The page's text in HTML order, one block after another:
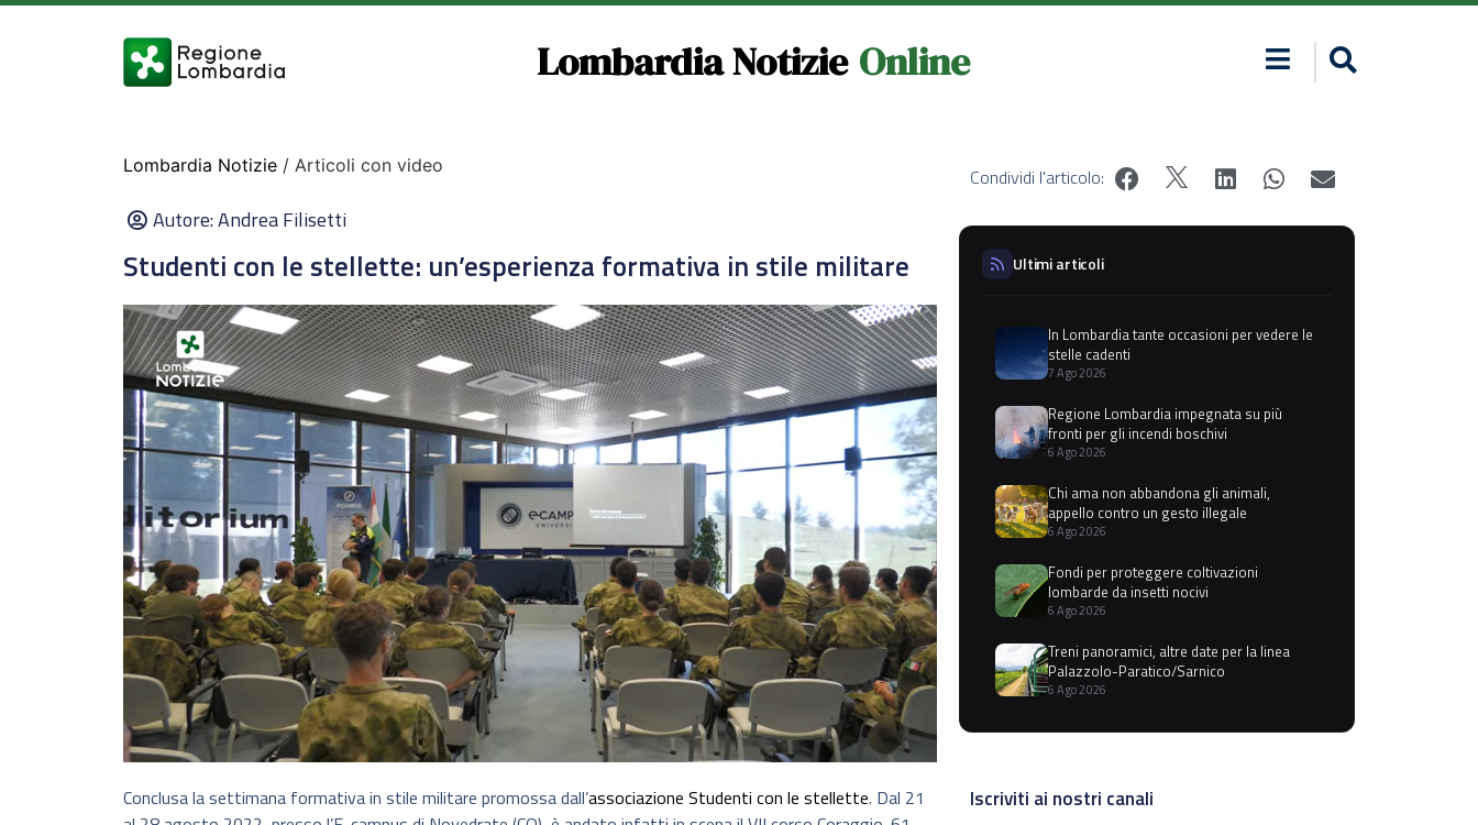
Lombardia Notizie Online
Lombardia Notizie / Articoli con video
Autore:Andrea Filisetti
Studenti con le stellette: un’esperienza formativa in stile militare
Conclusa la settimana formativa in stile militare promossa dall’associazione Studenti con le stellette. Dal 21
Condividi l'articolo:
Ultimi articoli
In Lombardia tante occasioni per vedere le
stelle cadenti
7 Ago 2026
Regione Lombardia impegnata su più
fronti per gli incendi boschivi
6 Ago 2026
Chi ama non abbandona gli animali,
appello contro un gesto illegale
6 Ago 2026
Fondi per proteggere coltivazioni
lombarde da insetti nocivi
6 Ago 2026
Treni panoramici, altre date per la linea
Palazzolo-Paratico/Sarnico
6 Ago 2026
Iscriviti ai nostri canali